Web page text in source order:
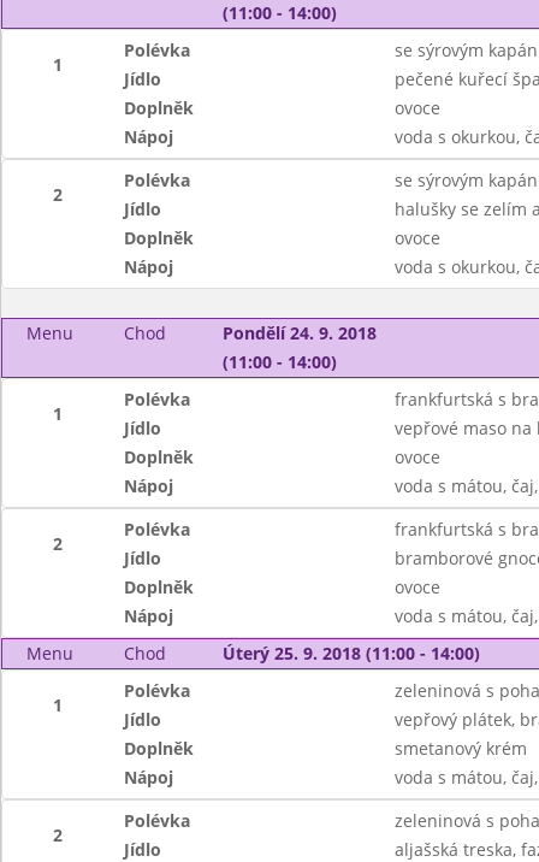
(11:00 - 14:00)
1
Polévka
se sýrovým
Jídlo
pečené kuřecí
Doplněk
ovoce
Nápoj
voda s okurkou,
2
Polévka
se sýrovým
Jídlo
halušky se zelím
Doplněk
ovoce
Nápoj
voda s okurkou,
Menu Chod
Pondělí 24. 9. 2018
(11:00 - 14:00)
1
Polévka
frankfurtská s
Jídlo
vepřové maso
Doplněk
ovoce
Nápoj
voda s mátou,
2
Polévka
frankfurtská s
Jídlo
bramborové
Doplněk
ovoce
Nápoj
voda s mátou,
Menu
Chod Úterý 25. 9. 2018 (11:00 - 14:00)
1
Polévka
zeleninová s
Jídlo
vepřový plátek,
Doplněk
smetanový krém
Nápoj
voda s mátou,
2
Polévka
zeleninová s
Jídlo
aljašská treska,